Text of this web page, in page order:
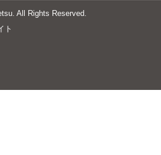
All Rights Reserved.
ト